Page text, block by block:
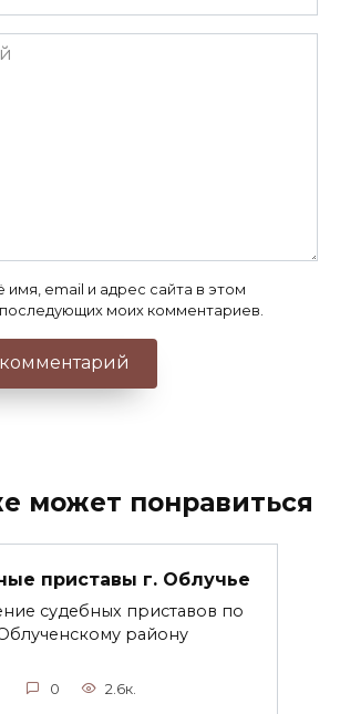
имя, email и адрес сайта в этом
моих комментариев.
может понравиться
приставы г. Облучье
судебных приставов по
району
0 2.6к.